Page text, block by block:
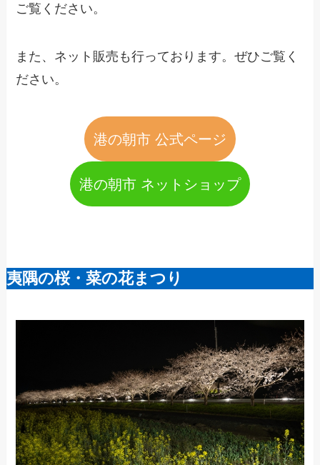
ご覧ください。
また、ネット販売も行っております。ぜひご覧く
ださい。
港の朝市 公式ページ
港の朝市 ネットショップ
夷隅の桜・菜の花まつり